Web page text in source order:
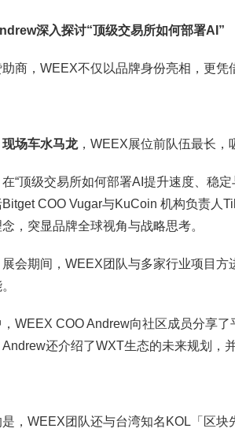
深入探讨“顶级交易所如何部署AI”
商，WEEX不仅以品牌身份亮相，更
现场车水马龙，WEEX展位前队伍最长，
易所如何部署AI提升速度、稳定与
COO Vugar与KuCoin 机构负责人
，突显品牌全球视角与战略思考。
WEEX团队与多家行业项目方进行
WEEX COO Andrew向社区成员分享
还介绍了WXT生态的未来规划，
，WEEX团队还与台湾知名KOL「区